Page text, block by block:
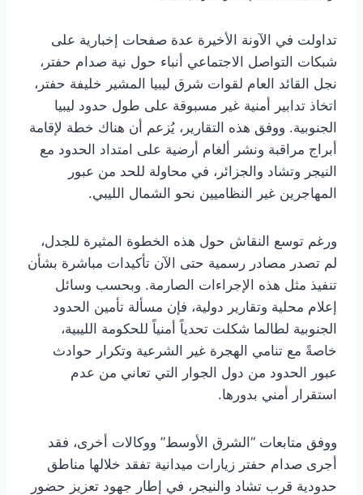
تداولت في الآونة الأخيرة عدة صفحات إخبارية على
شبكات التواصل الاجتماعي أنباء حول نية صدام حفتر،
نجل القائد العام لقوات شرق ليبيا المشير خليفة حفتر،
اتخاذ تدابير أمنية غير مسبوقة على طول حدود ليبيا
الجنوبية. ووفق هذه التقارير، يُزعم أن هناك خطة لإقامة
أبراج مراقبة ونشر ألغام أرضية على امتداد الحدود مع
النيجر وتشاد والجزائر، في محاولة للحد من عبور
المهاجرين غير النظاميين نحو الشمال الليبي.
ورغم توسع النقاش حول هذه الخطوة المثيرة للجدل،
لم تصدر مصادر رسمية حتى الآن تأكيدات مباشرة بشأن
تنفيذ مثل هذه الإجراءات الصارمة. وبحسب وسائل
إعلام محلية وتقارير دولية، فإن مسألة تأمين الحدود
الجنوبية لطالما شكلت تحدياً أمنياً للحكومة الليبية،
خاصةً مع تنامي الهجرة غير الشرعية وتكرار حوادث
عبور الحدود من دول الجوار التي تعاني من عدم
استقرار أمني بدورها.
ووفق متابعات “الشرق الأوسط” ووكالات أخرى، فقد
أجرى صدام حفتر زيارات ميدانية تفقد خلالها مناطق
حدودية قرب تشاد والنيجر، في إطار جهود تعزيز حضور